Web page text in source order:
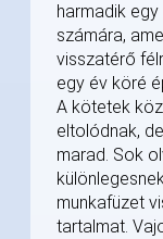
harmadik
számára,
visszatérő
egy év köré
A kötetek
eltolódnak,
marad. Sok
munkafüzet
tartalmat.